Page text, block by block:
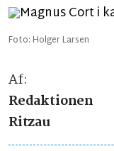
Foto: Holger Larsen
Af:
Redaktionen
Ritzau